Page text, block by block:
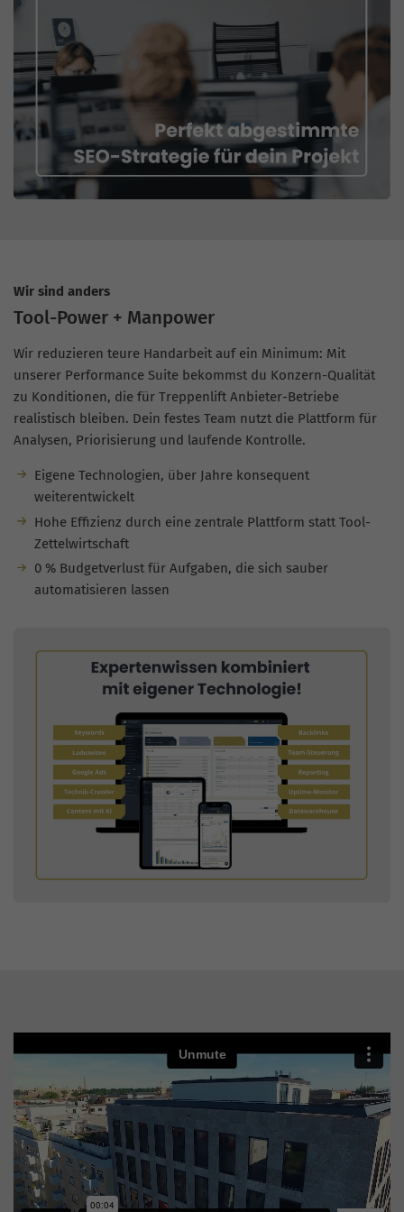
Wir sind anders
Tool-Power + Manpower
Wir reduzieren teure Handarbeit auf ein Minimum: Mit
unserer Performance Suite bekommst du Konzern-Qualität
zu Konditionen, die für Treppenlift Anbieter-Betriebe
realistisch bleiben. Dein festes Team nutzt die Plattform für
Analysen, Priorisierung und laufende Kontrolle.
Eigene Technologien, über Jahre konsequent
weiterentwickelt
Hohe Effizienz durch eine zentrale Plattform statt Tool-
Zettelwirtschaft
0 % Budgetverlust für Aufgaben, die sich sauber
automatisieren lassen